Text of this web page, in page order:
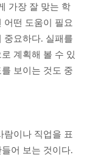
가장 잘 맞는 학
어떤 도움이 필요
중요하다. 실패를
계획해 볼 수 있
보이는 것도 중
람이나 직업을 표
어 보는 것이다.